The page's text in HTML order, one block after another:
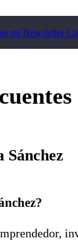
míNewsletter
Sánchez